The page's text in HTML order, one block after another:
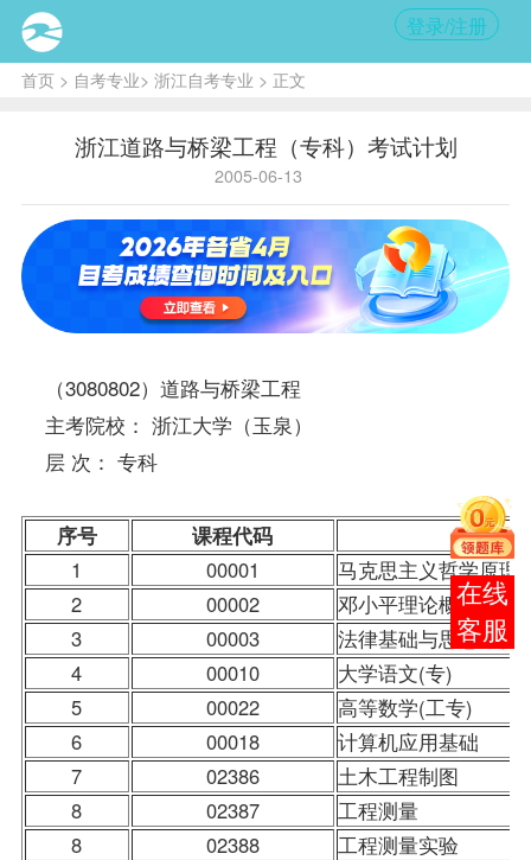
登录/注册
首页> 自考专业> 浙江自考专业 > 正文
浙江道路与桥梁工程（专科）考试计划
2005-06-13
（3080802）道路与桥梁工程
主考院校： 浙江大学（玉泉）
层 次： 专科
序号 课程代码
1
00001
马克思主义哲学原理
2
00002
邓小平理论概论
3
00003
法律基础与思想道德
4
00010 大学语文(专)
5
00022
高等数学(工专)
6
00018
计算机应用基础
7
02386
土木工程制图
8
02387
工程测量
8
02388
工程测量实验
在线
客服